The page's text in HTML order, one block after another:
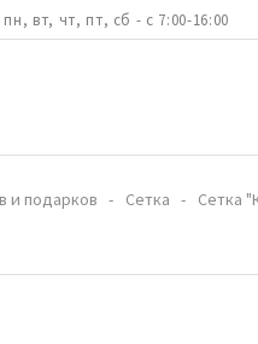
вт, чт, пт, сб - с 7:00-16:00
и подарков Сетка
Сетка